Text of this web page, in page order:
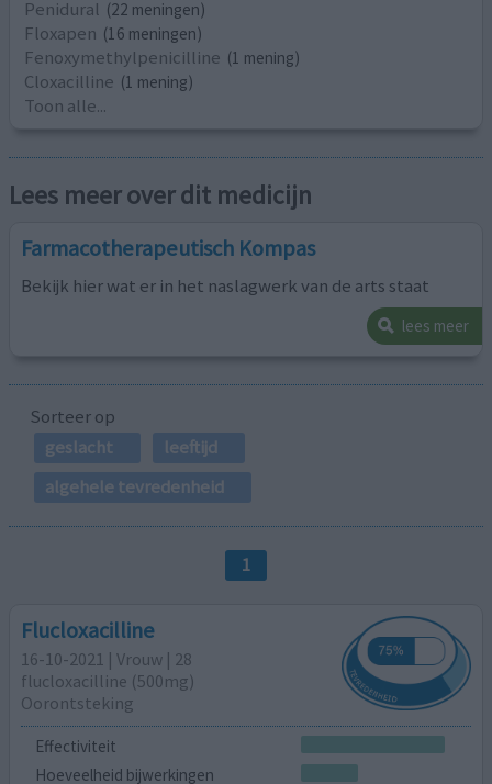
Penidural (22 meningen)
Floxapen (16 meningen)
Fenoxymethylpenicilline (1 mening)
Cloxacilline (1 mening)
Toon alle...
Lees meer over dit medicijn
Farmacotherapeutisch Kompas
Bekijk hier wat er in het naslagwerk van de arts staat
lees meer
Sorteer op
geslacht
leeftijd
algehele tevredenheid
1
Flucloxacilline
16-10-2021 | Vrouw | 28
flucloxacilline (500mg)
Oorontsteking
Effectiviteit
Hoeveelheid bijwerkingen